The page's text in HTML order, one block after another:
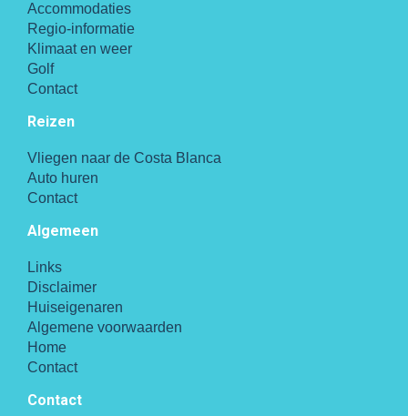
Accommodaties
Regio-informatie
Klimaat en weer
Golf
Contact
Reizen
Vliegen naar de Costa Blanca
Auto huren
Contact
Algemeen
Links
Disclaimer
Huiseigenaren
Algemene voorwaarden
Home
Contact
Contact